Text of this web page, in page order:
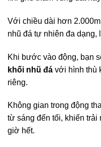
Với chiều dài hơn
nhũ đá tự nhiên đa dạng,
Khi bước vào động, bạn
khối nhũ đá với hình thù
riêng.
Không gian trong động
từ sáng đến tối, khiến
giờ hết.